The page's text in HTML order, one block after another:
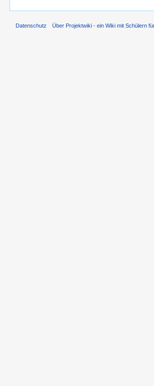
Datenschutz Über Projektwiki - ein Wiki mit Schülern